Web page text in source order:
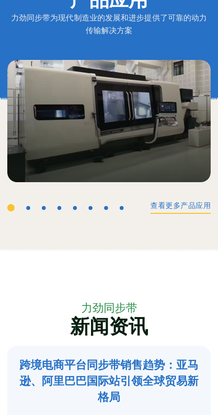
力劲同步带为现代制造业的发展和进步提供了可靠的动力
传输解决方案
查看更多产品应用
力劲同步带
新闻资讯
5
2025-3
跨境电商平台同步带销售趋势：亚马
逊、阿里巴巴国际站引领全球贸易新
格局